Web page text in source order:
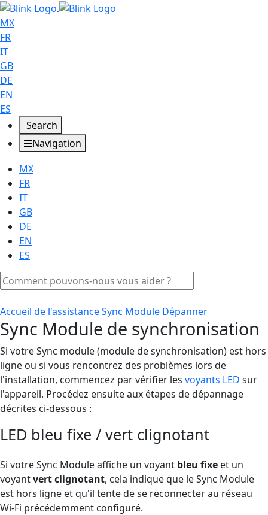
MX
FR
IT
GB
DE
EN
ES
Search
Navigation
MX
FR
IT
GB
DE
EN
ES
Accueil de l'assistanceSync Module Dépanner
Sync Module de synchronisation
Si votre Sync module (module de synchronisation) est hors
ligne ou si vous rencontrez des problèmes lors de
l'installation, commencez par vérifier les voyants LED sur
l'appareil. Procédez ensuite aux étapes de dépannage
décrites ci-dessous :
LED bleu fixe / vert clignotant
Si votre Sync Module affiche un voyant bleu fixe et un
voyantvert clignotant, cela indique que le Sync Module
est hors ligne et qu'il tente de se reconnecter au réseau
Wi-Fi précédemment configuré.